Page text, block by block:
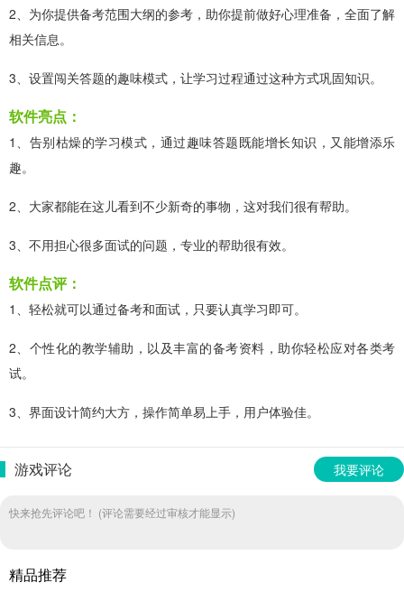
2、为你提供备考范围大纲的参考，助你提前做好心理准备，全面了解
相关信息。
3、设置闯关答题的趣味模式，让学习过程通过这种方式巩固知识。
软件亮点：
1、告别枯燥的学习模式，通过趣味答题既能增长知识，又能增添乐
趣。
2、大家都能在这儿看到不少新奇的事物，这对我们很有帮助。
3、不用担心很多面试的问题，专业的帮助很有效。
软件点评：
1、轻松就可以通过备考和面试，只要认真学习即可。
2、个性化的教学辅助，以及丰富的备考资料，助你轻松应对各类考
试。
3、界面设计简约大方，操作简单易上手，用户体验佳。
游戏评论 我要评论
快来抢先评论吧！ (评论需要经过审核才能显示)
精品推荐